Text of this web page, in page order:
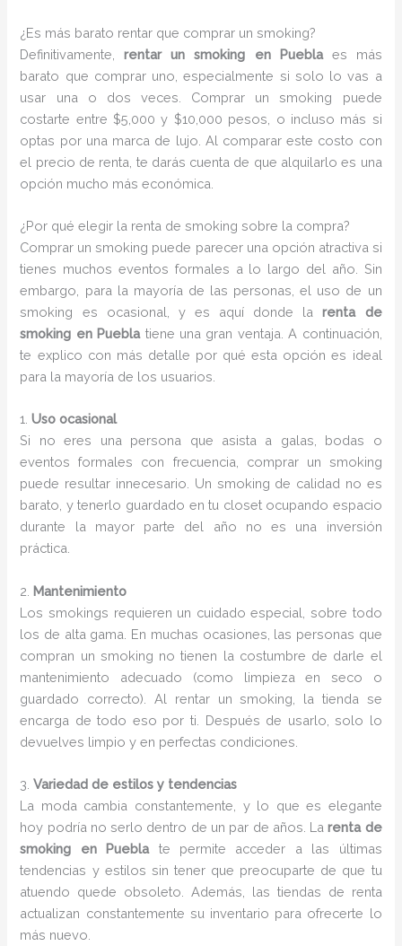
¿Es más barato rentar que comprar un smoking?
Definitivamente,rentar un smoking en Puebla es más
barato que comprar uno, especialmente si solo lo vas a
usar una o dos veces. Comprar un smoking puede
costarte entre $5,000 y $10,000 pesos, o incluso más si
optas por una marca de lujo. Al comparar este costo con
el precio de renta, te darás cuenta de que alquilarlo es una
opción mucho más económica.
¿Por qué elegir la renta de smoking sobre la compra?
Comprar un smoking puede parecer una opción atractiva si
tienes muchos eventos formales a lo largo del año. Sin
embargo, para la mayoría de las personas, el uso de un
smoking es ocasional, y es aquí donde larenta de
smoking en Pueblatiene una gran ventaja. A continuación,
te explico con más detalle por qué esta opción es ideal
para la mayoría de los usuarios.
1.Uso ocasional
Si no eres una persona que asista a galas, bodas o
eventos formales con frecuencia, comprar un smoking
puede resultar innecesario. Un smoking de calidad no es
barato, y tenerlo guardado en tu closet ocupando espacio
durante la mayor parte del año no es una inversión
práctica.
2. Mantenimiento
Los smokings requieren un cuidado especial, sobre todo
los de alta gama. En muchas ocasiones, las personas que
compran un smoking no tienen la costumbre de darle el
mantenimiento adecuado (como limpieza en seco o
guardado correcto). Al rentar un smoking, la tienda se
encarga de todo eso por ti. Después de usarlo, solo lo
devuelves limpio y en perfectas condiciones.
3.Variedad de estilos y tendencias
La moda cambia constantemente, y lo que es elegante
hoy podría no serlo dentro de un par de años. Larenta de
smoking en Pueblate permite acceder a las últimas
tendencias y estilos sin tener que preocuparte de que tu
atuendo quede obsoleto. Además, las tiendas de renta
actualizan constantemente su inventario para ofrecerte lo
más nuevo.